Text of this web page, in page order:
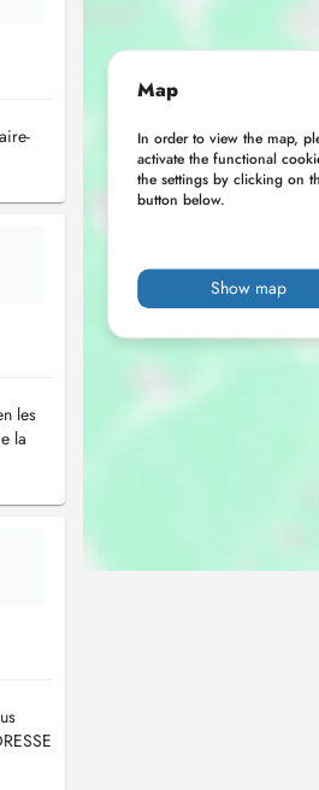
les
la
Map
In order to view the map,
activate the functional
the settings by clicking on
button below.
Show map